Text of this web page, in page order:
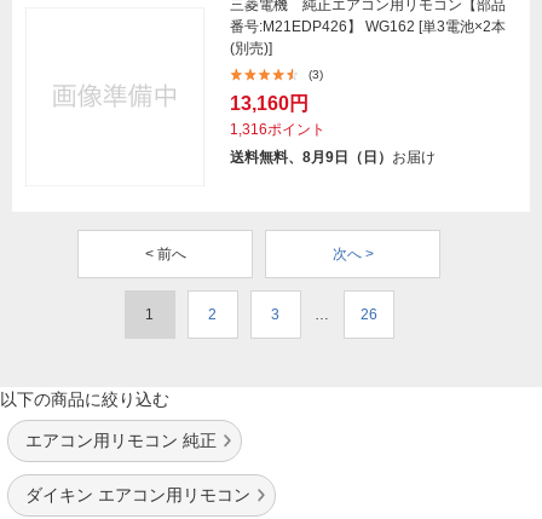
三菱電機 純正エアコン用リモコン【部品
番号:M21EDP426】 WG162 [単3電池×2本
(別売)]
(3)
13,160円
1,316ポイント
送料無料、8月9日（日） お届け
< 前へ 次へ >
1 2 3 … 26
以下の商品に絞り込む
エアコン用リモコン 純正
ダイキン エアコン用リモコン